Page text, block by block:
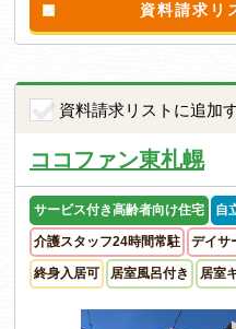
資料請求リ
資料請求リストに追加
ココファン東札幌
サービス付き高齢者向け住宅 自
介護スタッフ24時間常駐 デイサ
終身入居可 居室風呂付き 居室